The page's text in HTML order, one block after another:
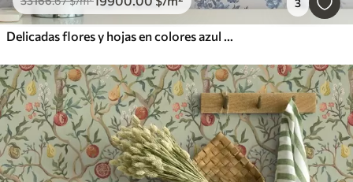
3
Delicadas flores y hojas en colores azul y celeste sobre fondo claro